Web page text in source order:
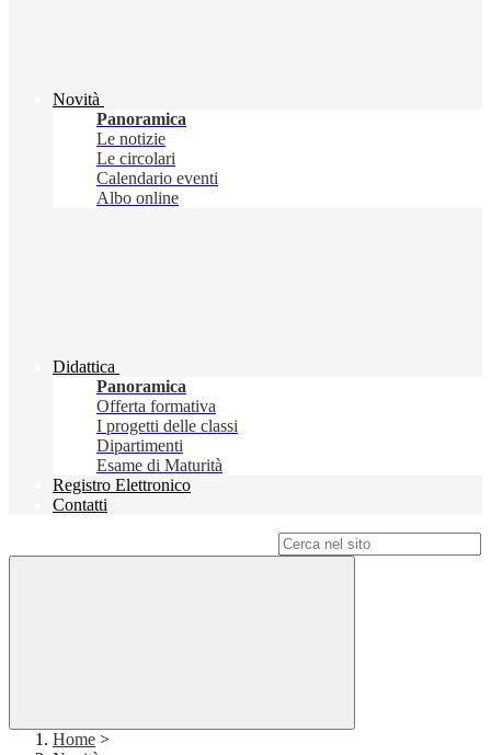
Novità
Panoramica
Le notizie
Le circolari
Calendario eventi
Albo online
Didattica
Panoramica
Offerta formativa
I progetti delle classi
Dipartimenti
Esame di Maturità
Registro Elettronico
Contatti
Home >